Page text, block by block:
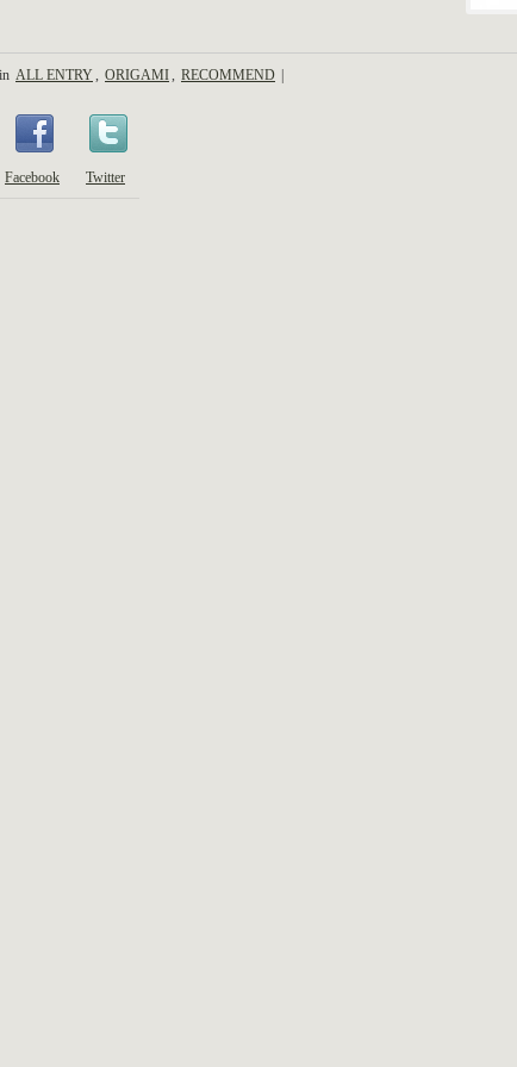
ALL ENTRY, ORIGAMI, RECOMMEND
Facebook Twitter